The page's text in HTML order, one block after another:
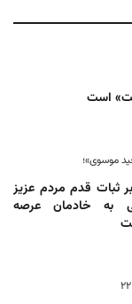
است
موسوی»؛
ثبات‌ قدم مردم عزیز
به خادمان عرصه